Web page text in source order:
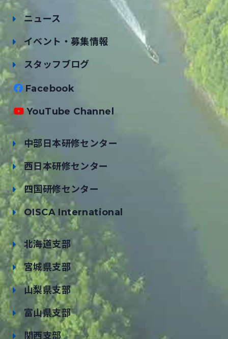
ニュース
イベント・募集情報
スタッフブログ
Facebook
YouTube Channel
中部日本研修センター
西日本研修センター
四国研修センター
OISCA International
北海道支部
宮城県支部
山梨県支部
富山県支部
関西支部